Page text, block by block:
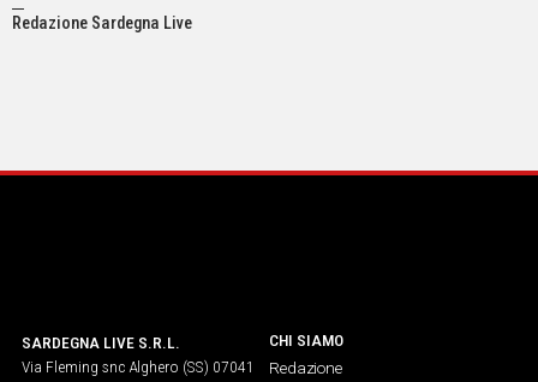
EVENTI
WHATSAPP
Redazione Sardegna Live
SARDEGNA LIVE S.R.L.
Via Fleming snc Alghero (SS) 07041
CHI SIAMO
Redazione